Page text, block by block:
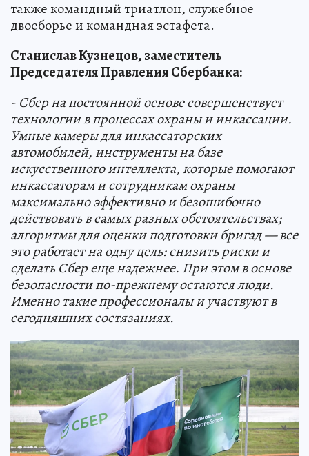
также командный триатлон, служебное
двоеборье и командная эстафета.
Станислав Кузнецов, заместитель
Председателя Правления Сбербанка:
- Сбер на постоянной основе совершенствует
технологии в процессах охраны и инкассации.
Умные камеры для инкассаторских
автомобилей, инструменты на базе
искусственного интеллекта, которые помогают
инкассаторам и сотрудникам охраны
максимально эффективно и безошибочно
действовать в самых разных обстоятельствах;
алгоритмы для оценки подготовки бригад — все
это работает на одну цель: снизить риски и
сделать Сбер еще надежнее. При этом в основе
безопасности по-прежнему остаются люди.
Именно такие профессионалы и участвуют в
сегодняшних состязаниях.